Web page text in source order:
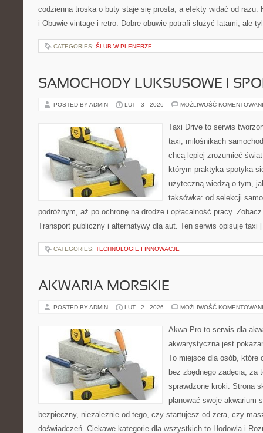
codzienna troska o buty staje się prosta, a efekty widać od razu.
i Obuwie vintage i retro. Dobre obuwie potrafi służyć latami, ale
CATEGORIES: ŚLUB W PLENERZE
SAMOCHODY LUKSUSOWE I
POSTED BY ADMIN LUT - 3 - 2026 MOŻLIWOŚĆ
Taxi Drive to serwis
taxi, miłośnikach
chcą lepiej zrozumieć
którym praktyka spotyka
użyteczną wiedzą o tym,
taksówka: od selekcji
podróżnym, aż po ochronę na drodze i opłacalność pracy.
Transport publiczny i alternatywy dla aut. Ten serwis opisuje taxi
CATEGORIES: TECHNOLOGIE I INNOWACJE
AKWARIA MORSKIE
POSTED BY ADMIN LUT - 2 - 2026 MOŻLIWOŚĆ
Akwa-Pro to serwis dla
akwarystyczna jest
To miejsce dla osób, które
bez zbędnego zadęcia, za
sprawdzone kroki. Strona
planować swoje akwarium
bezpieczny, niezależnie od tego, czy startujesz od zera, czy
doświadczeń. Ciekawe kategorie dla wszystkich to Hodowla i